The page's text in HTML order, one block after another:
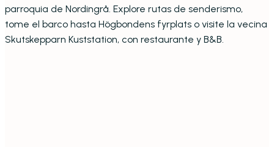
parroquia de Nordingrå. Explore rutas de senderismo,
tome el barco hasta Högbondens fyrplats o visite la vecina
Skutskepparn Kuststation, con restaurante y B&B.